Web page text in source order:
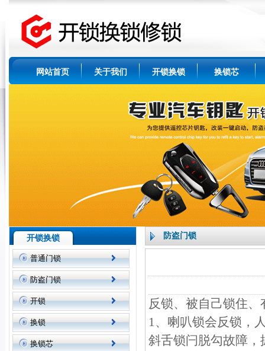
网站首页 关于我们 开锁换锁 换锁芯
开锁换锁
普通门锁
防盗门锁
开锁
换锁
换锁芯
防盗门锁
反锁、被自己锁住
1、喇叭锁会反锁，
斜舌锁闩脱勾故障